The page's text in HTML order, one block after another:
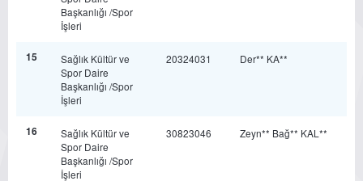
Başkanlığı /Spor
İşleri
15
Sağlık Kültür ve
Spor Daire
Başkanlığı /Spor
İşleri
20324031 Der** KA**
16
Sağlık Kültür ve
Spor Daire
Başkanlığı /Spor
İşleri
30823046 Zeyn** Bağ** KAL**